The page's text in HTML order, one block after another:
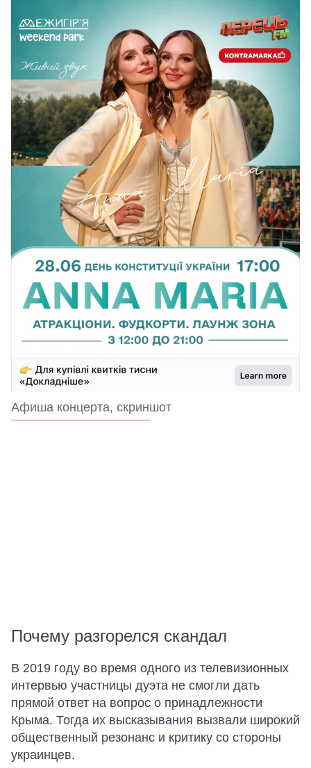
Афиша концерта, скриншот
Почему разгорелся скандал
В 2019 году во время одного из телевизионных
интервью участницы дуэта не смогли дать
прямой ответ на вопрос о принадлежности
Крыма. Тогда их высказывания вызвали широкий
общественный резонанс и критику со стороны
украинцев.